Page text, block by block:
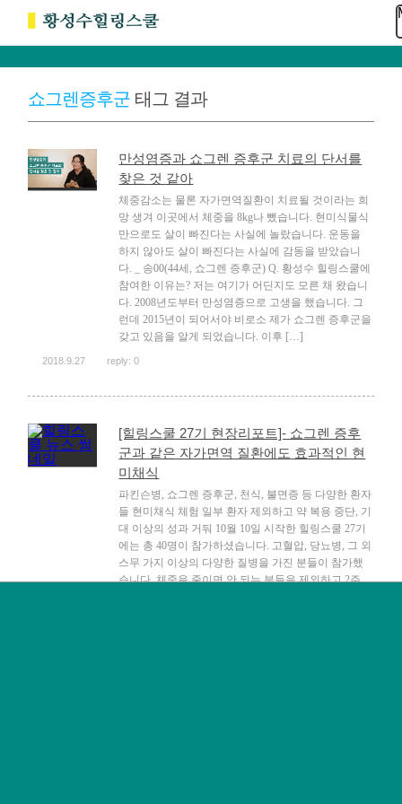
쇼그렌증후군 태그 결과
만성염증과 쇼그렌 증후군 치료의 단서를
찾은 것 같아
체중감소는 물론 자가면역질환이 치료될 것이라는 희
망 생겨 이곳에서 체중을 8kg나 뺐습니다. 현미식물식
만으로도 살이 빠진다는 사실에 놀랐습니다. 운동을
하지 않아도 살이 빠진다는 사실에 감동을 받았습니
다. _ 송00(44세, 쇼그렌 증후군) Q. 황성수 힐링스쿨에
참여한 이유는? 저는 여기가 어딘지도 모른 채 왔습니
다. 2008년도부터 만성염증으로 고생을 했습니다. 그
런데 2015년이 되어서야 비로소 제가 쇼그렌 증후군을
갖고 있음을 알게 되었습니다. 이후 […]
2018.9.27 reply: 0
[힐링스쿨 27기 현장리포트]- 쇼그렌 증후
군과 같은 자가면역 질환에도 효과적인 현
미채식
파킨슨병, 쇼그렌 증후군, 천식, 불면증 등 다양한 환자
들 현미채식 체험 일부 환자 제외하고 약 복용 중단, 기
대 이상의 성과 거둬 10월 10일 시작한 힐링스쿨 27기
에는 총 40명이 참가하셨습니다. 고혈압, 당뇨병, 그 외
스무 가지 이상의 다양한 질병을 가진 분들이 참가했
습니다. 체중을 줄이면 안 되는 분들을 제외하고 2주